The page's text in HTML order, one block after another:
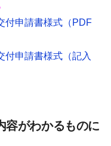
付申請書様式（PDF
付申請書様式（記入
容がわかるものに